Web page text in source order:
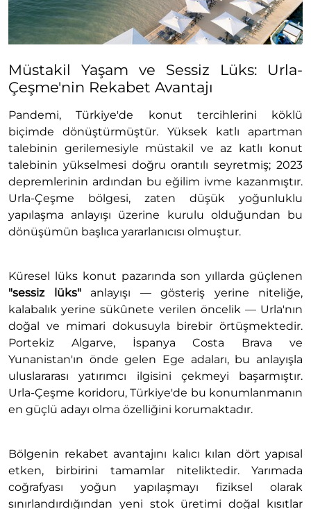
Müstakil Yaşam ve Sessiz Lüks: Urla-
Çeşme'nin Rekabet Avantajı
Pandemi, Türkiye'de konut tercihlerini köklü
biçimde dönüştürmüştür. Yüksek katlı apartman
talebinin gerilemesiyle müstakil ve az katlı konut
talebinin yükselmesi doğru orantılı seyretmiş; 2023
depremlerinin ardından bu eğilim ivme kazanmıştır.
Urla-Çeşme bölgesi, zaten düşük yoğunluklu
yapılaşma anlayışı üzerine kurulu olduğundan bu
dönüşümün başlıca yararlanıcısı olmuştur.
Küresel lüks konut pazarında son yıllarda güçlenen
"sessiz lüks"anlayışı — gösteriş yerine niteliğe,
kalabalık yerine sükûnete verilen öncelik — Urla'nın
doğal ve mimari dokusuyla birebir örtüşmektedir.
Portekiz Algarve, İspanya Costa Brava ve
Yunanistan'ın önde gelen Ege adaları, bu anlayışla
uluslararası yatırımcı ilgisini çekmeyi başarmıştır.
Urla-Çeşme koridoru, Türkiye'de bu konumlanmanın
en güçlü adayı olma özelliğini korumaktadır.
Bölgenin rekabet avantajını kalıcı kılan dört yapısal
etken, birbirini tamamlar niteliktedir. Yarımada
coğrafyası yoğun yapılaşmayı fiziksel olarak
sınırlandırdığından yeni stok üretimi doğal kısıtlar